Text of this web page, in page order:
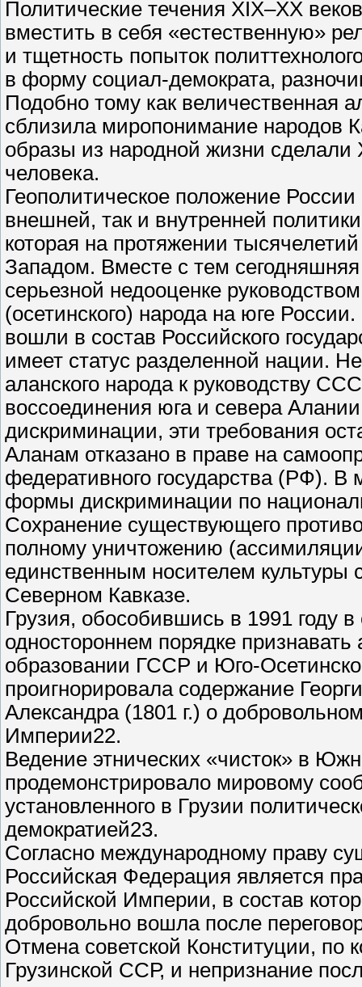
Политические течения XIX–ХХ
вместить в себя «естественную»
и тщетность попыток
в форму социал-демократа,
Подобно тому как величественная
сблизила миропонимание народов
образы из народной жизни сделали
человека.
Геополитическое положение
внешней, так и внутренней
которая на протяжении
Западом. Вместе с тем сегодняшняя
серьезной недооценке
(осетинского) народа на юге
вошли в состав Российского
имеет статус разделенной нации.
аланского народа к руководству
воссоединения юга и севера
дискриминации, эти требования
Аланам отказано в праве на
федеративного государства (РФ). В
формы дискриминации по
Сохранение существующего
полному уничтожению
единственным носителем
Северном Кавказе.
Грузия, обособившись в 1991 году в
одностороннем порядке признавать
образовании ГССР и Юго-
проигнорировала содержание
Александра (1801 г.) о
Империи22.
Ведение этнических «чисток» в
продемонстрировало мировому
установленного в Грузии
демократией23.
Согласно международному праву
Российская Федерация является
Российской Империи, в состав
добровольно вошла после
Отмена советской Конституции,
Грузинской ССР, и непризнание